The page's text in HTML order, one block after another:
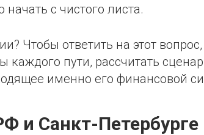
с чистого листа.
Чтобы ответить на этот
пути, рассчитать
именно его финансовой
и Санкт-Петербурге